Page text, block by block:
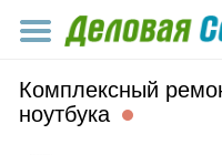
Комплексный
ноутбука